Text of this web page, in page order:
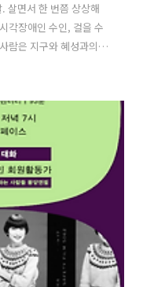
살면서 한 번쯤 상상해
각장애인 수인, 걸을 수
람은 지구와 혜성과의
피하는 사람들 틈을 지
상상한 재희 앞에 나타
길은 어느 틈에 고요
만 쉬이 가보지 못했던
서로의 몸에 기대어 살
. 둘만 걷는 길 위, ..